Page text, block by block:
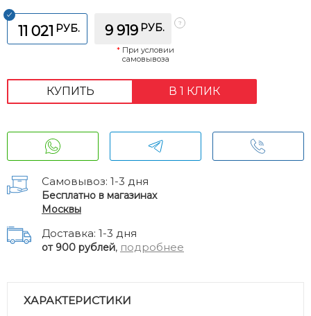
11 021 РУБ. 9 919 РУБ.
* При условии
самовывоза
КУПИТЬ В 1 КЛИК
Самовывоз: 1-3 дня
Бесплатно в магазинах
Москвы
Доставка: 1-3 дня
от 900 рублей, подробнее
ХАРАКТЕРИСТИКИ